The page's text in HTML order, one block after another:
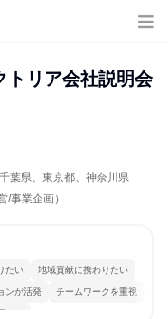
トリア会社説明会
葉県、東京都、神奈川県
事業企画）
たい 地域貢献に携わりたい
ンが活発 チームワークを重視
める